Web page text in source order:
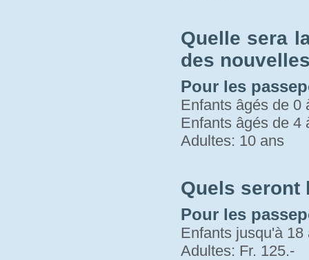
Quelle sera
des
Pour les
Enfants âgés de 0
Enfants âgés de 4
Adultes: 10 ans
Quels seront
Pour les
Enfants jusqu'à 18
Adultes: Fr. 125.-